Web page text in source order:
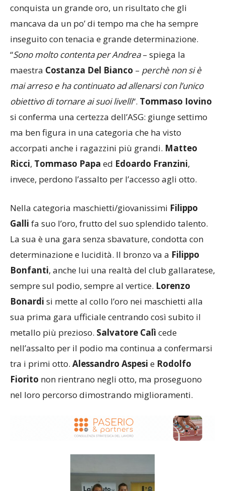
conquista un grande oro, un risultato che gli
mancava da un po’ di tempo ma che ha sempre
inseguito con tenacia e grande determinazione.
“Sono molto contenta per Andrea– spiega la
maestra Costanza Del Bianco – perchè non si è
mai arreso e ha continuato ad allenarsi con l’unico
obiettivo di tornare ai suoi livelli“. Tommaso Iovino
si conferma una certezza dell’ASG: giunge settimo
ma ben figura in una categoria che ha visto
accorpati anche i ragazzini più grandi. Matteo
Ricci, Tommaso Papa ed Edoardo Franzini,
invece, perdono l’assalto per l’accesso agli otto.
Nella categoria maschietti/giovanissimi Filippo
Galli fa suo l’oro, frutto del suo splendido talento.
La sua è una gara senza sbavature, condotta con
determinazione e lucidità. Il bronzo va a Filippo
Bonfanti, anche lui una realtà del club gallaratese,
sempre sul podio, sempre al vertice. Lorenzo
Bonardi si mette al collo l’oro nei maschietti alla
sua prima gara ufficiale centrando così subito il
metallo più prezioso. Salvatore Calì cede
nell’assalto per il podio ma continua a confermarsi
tra i primi otto. Alessandro Aspesi e Rodolfo
Fiorito non rientrano negli otto, ma proseguono
nel loro percorso dimostrando miglioramenti.